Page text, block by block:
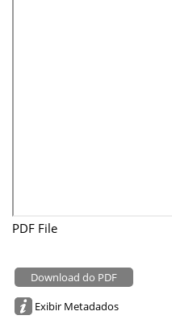
PDF File
Download do PDF
Exibir Metadados